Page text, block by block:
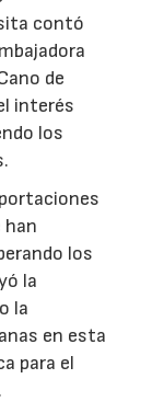
contó
de
interés
los
han
los
la
la
en esta
para el